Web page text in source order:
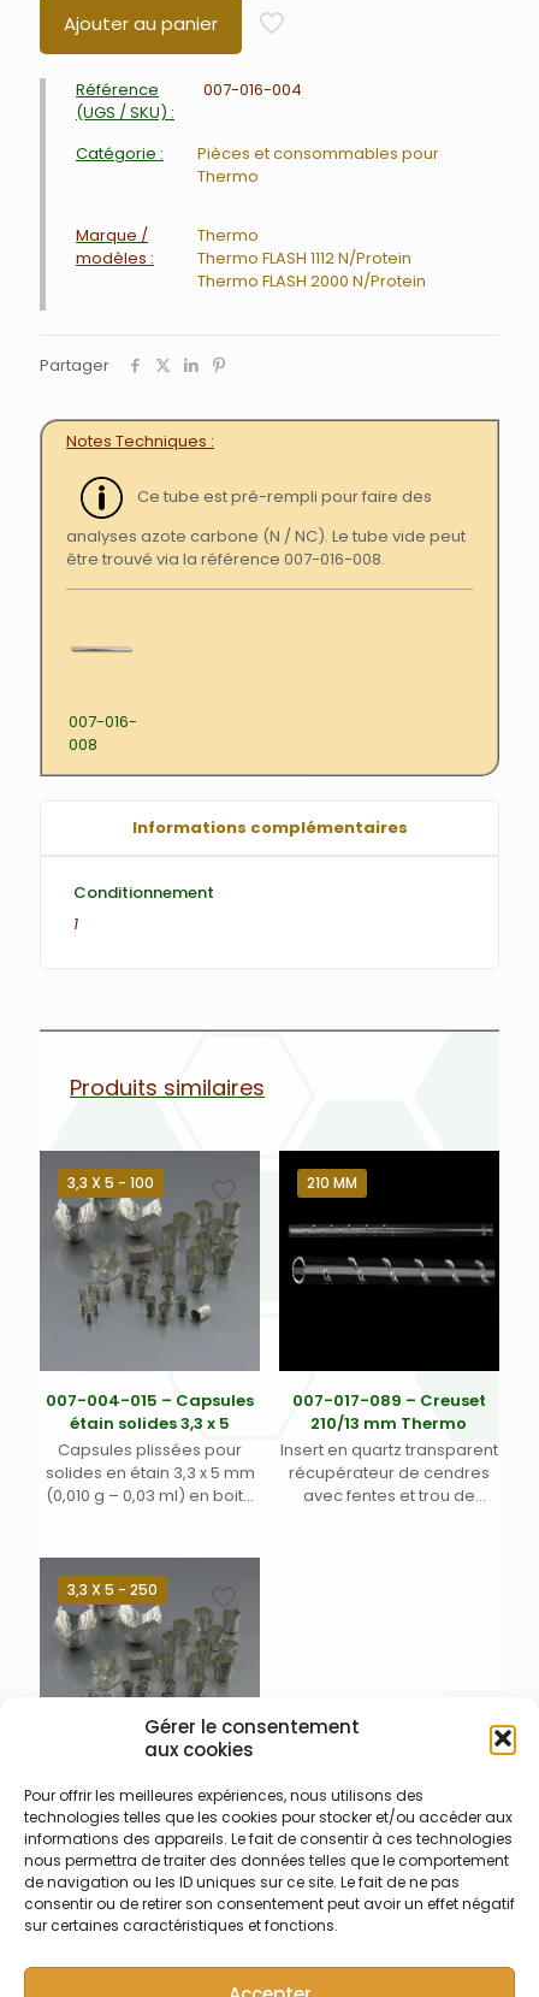
Gérer le consentement
aux cookies
Pour offrir les meilleures expériences, nous utilisons des
technologies telles que les cookies pour stocker et/ou accéder aux
informations des appareils. Le fait de consentir à ces technologies
nous permettra de traiter des données telles que le comportement
de navigation ou les ID uniques sur ce site. Le fait de ne pas
consentir ou de retirer son consentement peut avoir un effet négatif
sur certaines caractéristiques et fonctions.
Ajouter au panier
Référence
(UGS / SKU) :
007-016-004
Catégorie :
Pièces et consommables pour
Thermo
Marque /
modèles :
Thermo
Thermo FLASH 1112 N/Protein
Thermo FLASH 2000 N/Protein
Partager
Notes Techniques
Ce tube est pré-rempli pour faire des
analyses azote carbone (N / NC). Le tube vide peut
être trouvé via la référence 007-016-008.
007-016-
008
Informations complémentaires
Conditionnement
1
Produits similaires
3,3 X 5 - 100
007-004-015 – Capsules
étain solides 3,3 x 5
Capsules plissées pour
solides en étain 3,3 x 5 mm
(0,010 g – 0,03 ml) en boite
210 MM
007-017-089 – Creuset
210/13 mm Thermo
Insert en quartz transparent
récupérateur de cendres
avec fentes et trou de
3,3 X 5 - 250
007-004-016 – Capsules
étain solides 3,3 x 5
Capsules plissées pour
solides en étain 3,3 x 5 mm
(0,010 g – 0,03 ml) en boite
noire plastique